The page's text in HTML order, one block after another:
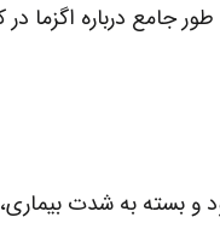
جامع درباره اگزما در
بسته به شدت بیماری،